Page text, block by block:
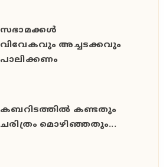
സഭാമക്കള്‍
വിവേകവും അച്ചടക്കവും
പാലിക്കണം
കബറിടത്തില്‍ കണ്ടതും
ചരിത്രം മൊഴിഞ്ഞതും...